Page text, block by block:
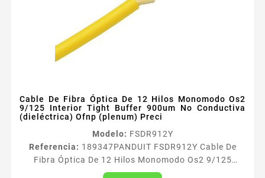
Cable De Fibra Óptica De 12 Hilos Monomodo Os2
9/125 Interior Tight Buffer 900um No Conductiva
(dieléctrica) Ofnp (plenum) Preci
Modelo: FSDR912Y
Referencia: 189347PANDUIT FSDR912Y Cable De
Fibra Óptica De 12 Hilos Monomodo Os2 9/125
Interior Tight Buffer 900um No Conductiva